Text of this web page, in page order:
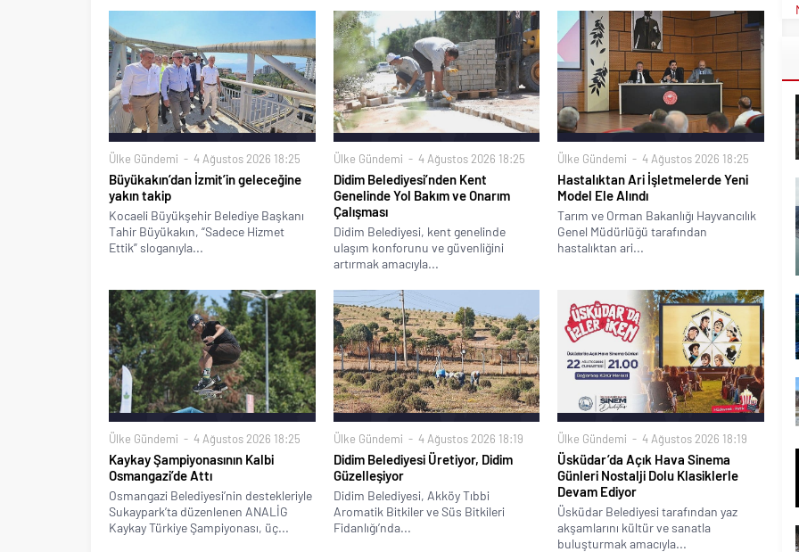
Ülke Gündemi 4 Ağustos 2026 18:25
Büyükakın’dan İzmit’in geleceğine
yakın takip
Kocaeli Büyükşehir Belediye Başkanı
Tahir Büyükakın, “Sadece Hizmet
Ettik” sloganıyla...
Ülke Gündemi 4 Ağustos 2026 18:25
Didim Belediyesi’nden Kent
Genelinde Yol Bakım ve Onarım
Çalışması
Didim Belediyesi, kent genelinde
ulaşım konforunu ve güvenliğini
artırmak amacıyla...
Ülke Gündemi 4 Ağustos 2026 18:25
Hastalıktan Ari İşletmelerde Yeni
Model Ele Alındı
Tarım ve Orman Bakanlığı Hayvancılık
Genel Müdürlüğü tarafından
hastalıktan ari...
Ülke Gündemi 4 Ağustos 2026 18:25
Kaykay Şampiyonasının Kalbi
Osmangazi’de Attı
Osmangazi Belediyesi’nin destekleriyle
Sukaypark’ta düzenlenen ANALİG
Kaykay Türkiye Şampiyonası, üç...
Ülke Gündemi 4 Ağustos 2026 18:19
Didim Belediyesi Üretiyor, Didim
Güzelleşiyor
Didim Belediyesi, Akköy Tıbbi
Aromatik Bitkiler ve Süs Bitkileri
Fidanlığı’nda...
Ülke Gündemi 4 Ağustos 2026 18:19
Üsküdar’da Açık Hava Sinema
Günleri Nostalji Dolu Klasiklerle
Devam Ediyor
Üsküdar Belediyesi tarafından yaz
akşamlarını kültür ve sanatla
buluşturmak amacıyla...